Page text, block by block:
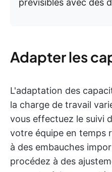
prévisibles avec des
Adapter les
L'adaptation des
la charge de travail
vous effectuez le suivi
votre équipe en temps
à des embauches
procédez à des